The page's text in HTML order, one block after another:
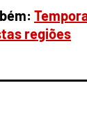
regiões